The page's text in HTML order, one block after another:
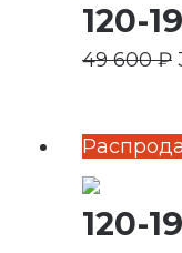
120-
49 600₽
120-